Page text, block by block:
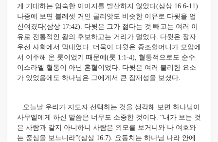
게 기대하는 엄숙한 이미지를 발산하지 않았다(삼상 16:6-11).
나중에 보면 블레셋 거인 골리앗도 비슷한 이유로 다윗을 업
신여겼다(삼상 17:42). 다윗은 그가 젊다는 것 빼고는 여러 이
유로 전통적인 왕의 후보하고는 거리가 멀었다. 다윗은 장자
우선 사회에서 막내였다. 더욱이 다윗은 증조할머니가 모압에
서 이주해 온 룻이었기 때문에(룻 1:1-4), 혈통적으로도 순수
이스라엘 혈통이 아닌 혼혈이었다. 다윗은 여러 불리한 요소
가 있었음에도 하나님은 그에게서 큰 잠재성을 보셨다.
오늘날 우리가 지도자 선택하는 것을 생각해 보면 하나님이
사무엘에게 하신 말씀은 너무도 소중한 것이다. “내가 보는 것
은 사람과 같지 아니하니 사람은 외모를 보거니와 나 여호와
는 중심을 보느니라”(삼상 16:7). 요동치는 하나님 나라 안에